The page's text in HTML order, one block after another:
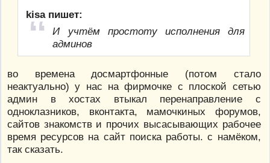
kisa пишет:
И учтём простоту исполнения для
админов
во времена досмартфонные (потом стало
неактуально) у нас на фирмочке с плоской сетью
админ в хостах втыкал перенаправление с
одноклазников, вконтакта, мамочкиных форумов,
сайтов знакомств и прочих высасывающих рабочее
время ресурсов на сайт поиска работы. с намёком,
так сказать.